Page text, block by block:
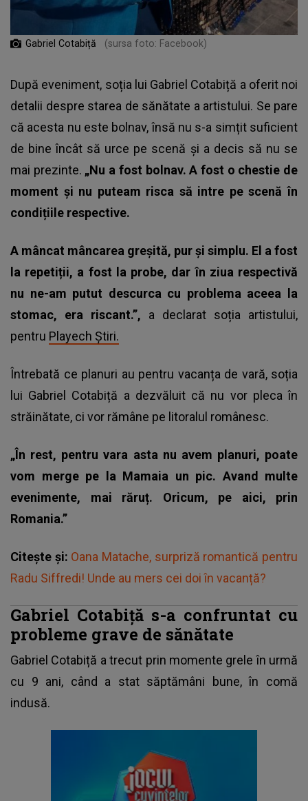
Gabriel Cotabiță (sursa foto: Facebook)
După eveniment, soția lui Gabriel Cotabiță a oferit noi
detalii despre starea de sănătate a artistului. Se pare
că acesta nu este bolnav, însă nu s-a simțit suficient
de bine încât să urce pe scenă și a decis să nu se
mai prezinte. „Nu a fost bolnav. A fost o chestie de
moment și nu puteam risca să intre pe scenă în
condițiile respective.
A mâncat mâncarea greșită, pur și simplu. El a fost
la repetiții, a fost la probe, dar în ziua respectivă
nu ne-am putut descurca cu problema aceea la
stomac, era riscant.”, a declarat soția artistului,
pentru Playech Știri.
Întrebată ce planuri au pentru vacanța de vară, soția
lui Gabriel Cotabiță a dezvăluit că nu vor pleca în
străinătate, ci vor rămâne pe litoralul românesc.
„În rest, pentru vara asta nu avem planuri, poate
vom merge pe la Mamaia un pic. Avand multe
evenimente, mai răruț. Oricum, pe aici, prin
Romania.”
Citește și: Oana Matache, surpriză romantică pentru
Radu Siffredi! Unde au mers cei doi în vacanță?
Gabriel Cotabiță s-a confruntat cu
probleme grave de sănătate
Gabriel Cotabiță a trecut prin momente grele în urmă
cu 9 ani, când a stat săptămâni bune, în comă
indusă.